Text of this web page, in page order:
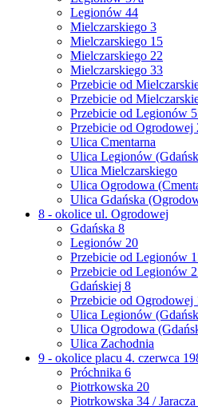
Legionów 44
Mielczarskiego 3
Mielczarskiego 15
Mielczarskiego 22
Mielczarskiego 33
Przebicie od
Przebicie od
Przebicie od Legionów
Przebicie od
Ulica Cmentarna
Ulica Legionów
Ulica Mielczarskiego
Ulica Ogrodowa
Ulica Gdańska
8 - okolice ul. Ogrodowej
Gdańska 8
Legionów 20
Przebicie od Legionów
Przebicie od Legionów
Gdańskiej 8
Przebicie od Ogrodowej
Ulica Legionów
Ulica Ogrodowa
Ulica Zachodnia
9 - okolice placu 4. czerwca
Próchnika 6
Piotrkowska 20
Piotrkowska 34 / Jaracza